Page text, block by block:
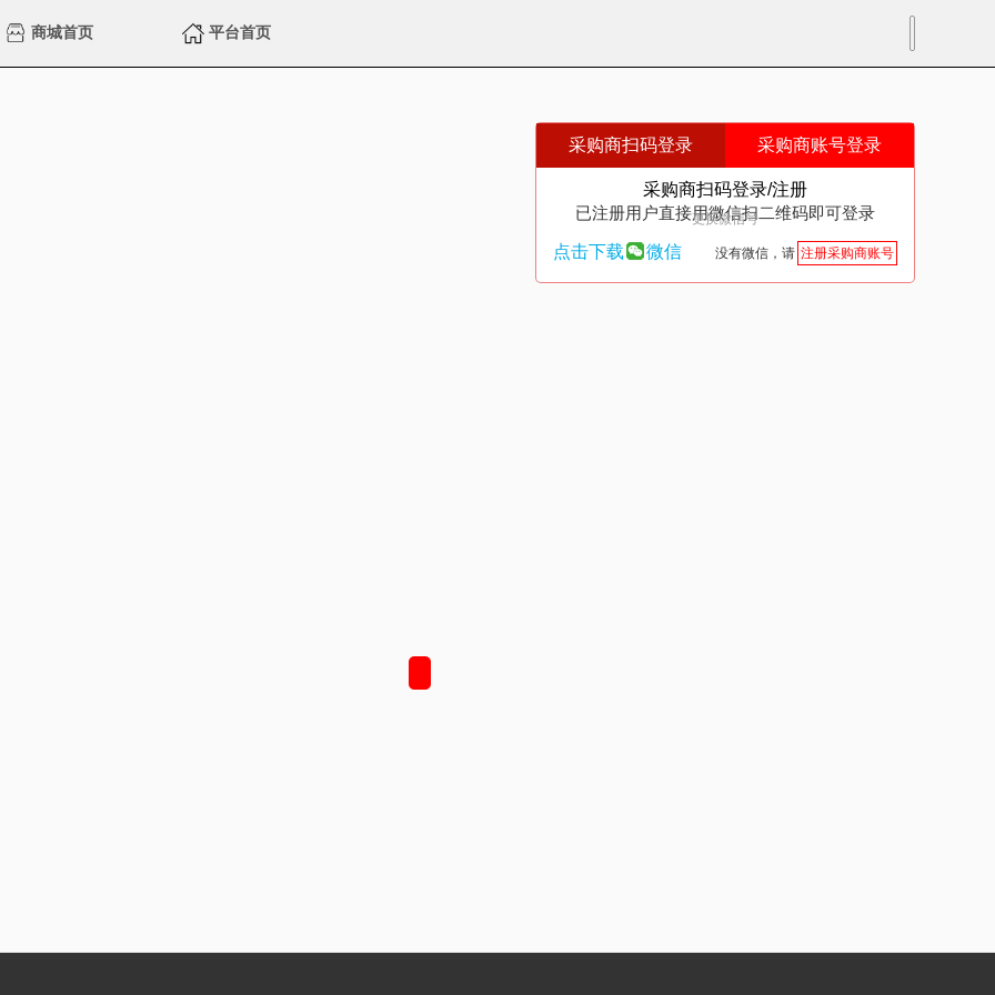
商城首页 平台首页
采购商扫码登录 采购商账号登录
采购商扫码登录/注册
已注册用户直接用微信扫二维码即可登录
更换微信号
点击下载 微信 没有微信，请 注册采购商账号